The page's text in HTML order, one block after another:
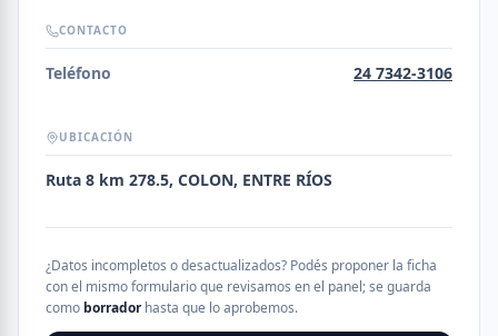
CONTACTO
Teléfono 24 7342-3106
UBICACIÓN
Ruta 8 km 278.5, COLON, ENTRE RÍOS
¿Datos incompletos o desactualizados? Podés proponer la ficha
con el mismo formulario que revisamos en el panel; se guarda
como borradorhasta que lo aprobemos.